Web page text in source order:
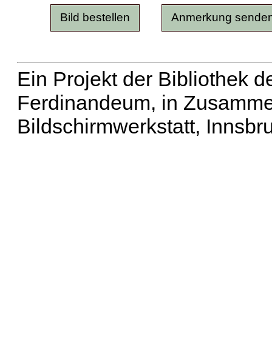
Ein Projekt der Bibliothek
Ferdinandeum, in
Bildschirmwerkstatt,